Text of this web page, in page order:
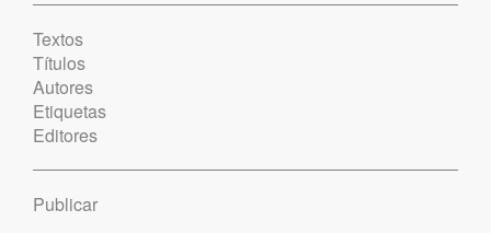
Textos
Títulos
Autores
Etiquetas
Editores
Publicar